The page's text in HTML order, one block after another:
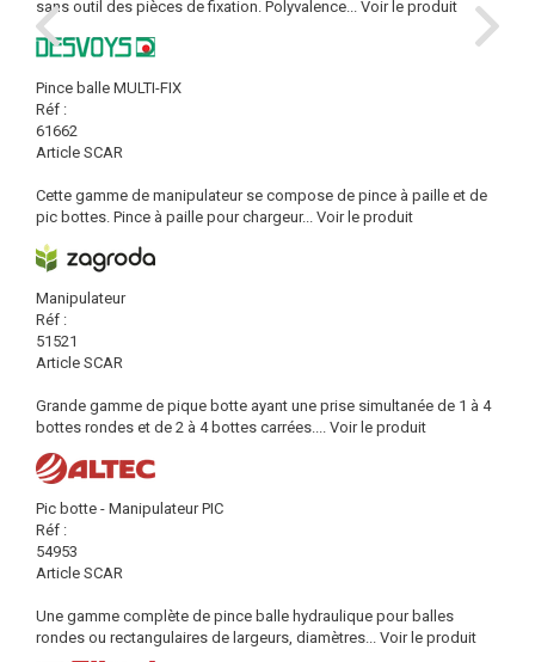
sans outil des pièces de fixation. Polyvalence... Voir le produit
Pince balle MULTI-FIX
Réf :
61662
Article SCAR
Cette gamme de manipulateur se compose de pince à paille et de
pic bottes. Pince à paille pour chargeur... Voir le produit
Manipulateur
Réf :
51521
Article SCAR
Grande gamme de pique botte ayant une prise simultanée de 1 à 4
bottes rondes et de 2 à 4 bottes carrées.... Voir le produit
Pic botte - Manipulateur PIC
Réf :
54953
Article SCAR
Une gamme complète de pince balle hydraulique pour balles
rondes ou rectangulaires de largeurs, diamètres... Voir le produit